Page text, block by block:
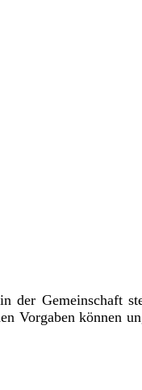
Gemeinschaft
Vorgaben können